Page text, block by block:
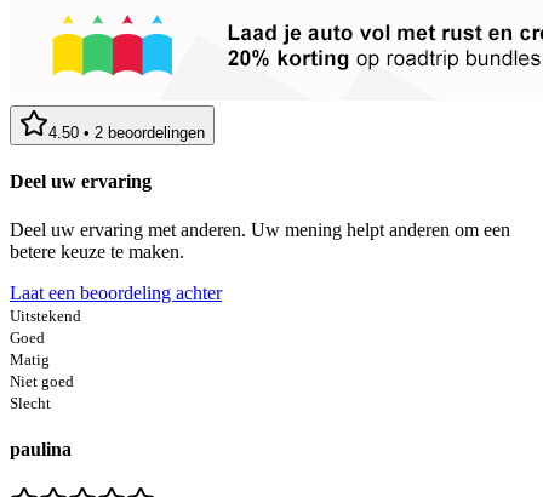
4.50 • 2 beoordelingen
Deel uw ervaring
Deel uw ervaring met anderen. Uw mening helpt anderen om een
betere keuze te maken.
Laat een beoordeling achter
Uitstekend
Goed
Matig
Niet goed
Slecht
paulina